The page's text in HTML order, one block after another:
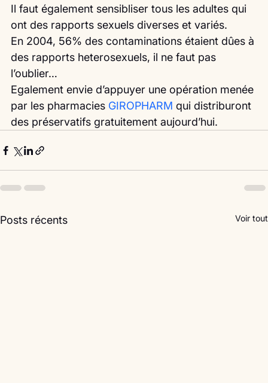
Il faut également sensibliser tous les adultes qui
ont des rapports sexuels diverses et variés.
En 2004, 56% des contaminations étaient dûes à
des rapports heterosexuels, il ne faut pas
l’oublier…
Egalement envie d’appuyer une opération menée
par les pharmacies GIROPHARM qui distriburont
des préservatifs gratuitement aujourd’hui.
Posts récents Voir tout